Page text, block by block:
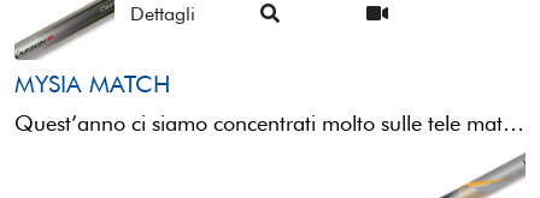
Dettagli
MYSIA MATCH
Quest’anno ci siamo concentrati molto sulle tele match, poiché riteniamo che queste canne siano tra le più ...